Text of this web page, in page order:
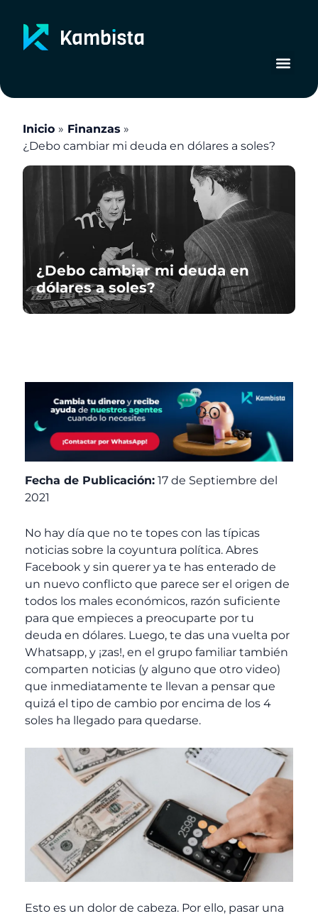
contenido
Inicio
Finanzas
¿Debo cambiar mi deuda en dólares a soles?
¿Debo cambiar mi deuda en
dólares a soles?
Fecha de Publicación: 17 de Septiembre del
2021
No hay día que no te topes con las típicas
noticias sobre la coyuntura política. Abres
Facebook y sin querer ya te has enterado de
un nuevo conflicto que parece ser el origen de
todos los males económicos, razón suficiente
para que empieces a preocuparte por tu
deuda en dólares. Luego, te das una vuelta por
Whatsapp, y ¡zas!, en el grupo familiar también
comparten noticias (y alguno que otro video)
que inmediatamente te llevan a pensar que
quizá el tipo de cambio por encima de los 4
soles ha llegado para quedarse.
Esto es un dolor de cabeza. Por ello, pasar una